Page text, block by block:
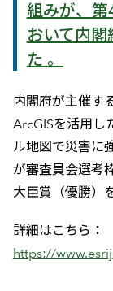
組みが、
おいて内
た 。
内閣府が主催す
ArcGISを活用し
ル地図で災害に
が審査員会選考
大臣賞（優勝）
詳細はこちら：
https://